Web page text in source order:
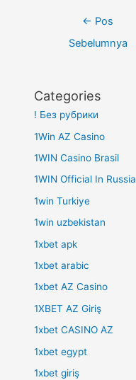
← Pos
Sebelumnya
Categories
! Без рубрики
1Win AZ Casino
1WIN Casino Brasil
1WIN Official In Russia
1win Turkiye
1win uzbekistan
1xbet apk
1xbet arabic
1xbet AZ Casino
1XBET AZ Giriş
1xbet CASINO AZ
1xbet egypt
1xbet giriş